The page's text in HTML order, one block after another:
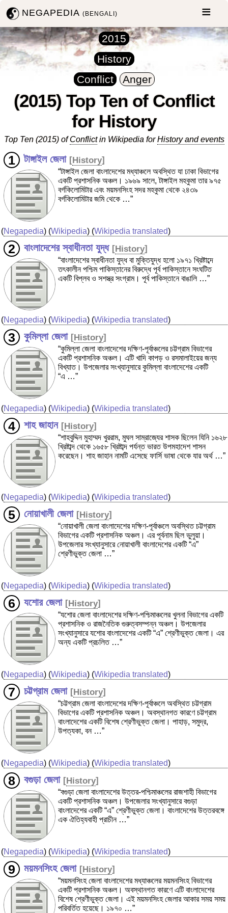
NEGAPEDIA(BENGALI)
2015
History
Conflict
Anger
(2015) Top Ten of Conflict
for History
Top Ten (2015) ofConflictin Wikipedia forHistory and events
টাঙ্গাইল জেলা [History]
“টাঙ্গাইল জেলা বাংলাদেশের মধ্যাঞ্চলে অবস্থিত যা ঢাকা বিভাগের
একটি প্রশাসনিক অঞ্চল। ১৯৬৯ সালে, টাঙ্গাইল মহকুমা তার ৯৭৫
বর্গকিলোমিটার এবং ময়মনসিংহ সদর মহকুমা থেকে ২৪৩৯
বর্গকিলোমিটার জমি থেকে …”
(Negapedia) (Wikipedia) (Wikipedia translated)
বাংলাদেশের স্বাধীনতা যুদ্ধ [History]
“বাংলাদেশের স্বাধীনতা যুদ্ধ বা মুক্তিযুদ্ধ হলো ১৯৭১ খ্রিষ্টাব্দে
তৎকালীন পশ্চিম পাকিস্তানের বিরুদ্ধে পূর্ব পাকিস্তানে সংঘটিত
একটি বিপ্লব ও সশস্ত্র সংগ্রাম। পূর্ব পাকিস্তানে বাঙালি …”
(Negapedia) (Wikipedia) (Wikipedia translated)
কুমিল্লা জেলা [History]
“কুমিল্লা জেলা বাংলাদেশের দক্ষিণ-পূর্বাঞ্চলের চট্টগ্রাম বিভাগের
একটি প্রশাসনিক অঞ্চল। এটি খাদি কাপড় ও রসমালাইয়ের জন্য
বিখ্যাত। উপজেলার সংখ্যানুসারে কুমিল্লা বাংলাদেশের একটি
“এ …”
(Negapedia) (Wikipedia) (Wikipedia translated)
শাহ জাহান [History]
“শাহবুদ্দিন মুহাম্মদ খুররাম, মুঘল সাম্রাজ্যের শাসক ছিলেন যিনি ১৬২৮
খ্রিষ্টাব্দ থেকে ১৬৫৮ খ্রিষ্টাব্দ পর্যন্ত ভারত উপমহাদেশ শাসন
করেছেন। শাহ জাহান নামটি এসেছে ফার্সি ভাষা থেকে যার অর্থ …”
(Negapedia) (Wikipedia) (Wikipedia translated)
নোয়াখালী জেলা [History]
“নোয়াখালী জেলা বাংলাদেশের দক্ষিণ-পূর্বাঞ্চলে অবস্থিত চট্টগ্রাম
বিভাগের একটি প্রশাসনিক অঞ্চল। এর পূর্বনাম ছিল ভুলুয়া।
উপজেলার সংখ্যানুসারে নোয়াখালী বাংলাদেশের একটি “এ”
শ্রেণীভুক্ত জেলা …”
(Negapedia) (Wikipedia) (Wikipedia translated)
যশোর জেলা [History]
“যশোর জেলা বাংলাদেশের দক্ষিণ-পশ্চিমাঞ্চলের খুলনা বিভাগের একটি
প্রশাসনিক ও রাজনৈতিক গুরুত্বসম্পন্ন অঞ্চল। উপজেলার
সংখ্যানুসারে যশোর বাংলাদেশের একটি “এ” শ্রেণীভুক্ত জেলা। এর
অন্য একটি প্রচলিত …”
(Negapedia) (Wikipedia) (Wikipedia translated)
চট্টগ্রাম জেলা [History]
“চট্টগ্রাম জেলা বাংলাদেশের দক্ষিণ-পূর্বাঞ্চলে অবস্থিত চট্টগ্রাম
বিভাগের একটি প্রশাসনিক অঞ্চল। অবস্থানগত কারণে চট্টগ্রাম
বাংলাদেশের একটি বিশেষ শ্রেণীভুক্ত জেলা। পাহাড়, সমুদ্র,
উপত্যকা, বন …”
(Negapedia) (Wikipedia) (Wikipedia translated)
বগুড়া জেলা [History]
“বগুড়া জেলা বাংলাদেশের উত্তর-পশ্চিমাঞ্চলের রাজশাহী বিভাগের
একটি প্রশাসনিক অঞ্চল। উপজেলার সংখ্যানুসারে বগুড়া
বাংলাদেশের একটি “এ” শ্রেণীভুক্ত জেলা। বাংলাদেশের উত্তরবঙ্গে
এক ঐতিহ্যবাহী প্রাচীন …”
(Negapedia) (Wikipedia) (Wikipedia translated)
ময়মনসিংহ জেলা [History]
“ময়মনসিংহ জেলা বাংলাদেশের মধ্যাঞ্চলের ময়মনসিংহ বিভাগের
একটি প্রশাসনিক অঞ্চল। অবস্থানগত কারণে এটি বাংলাদেশের
বিশেষ শ্রেণীভুক্ত জেলা। এই ময়মনসিংহ জেলার আকার সময় সময়
পরিবর্তিত হয়েছে। ১৯৭০ …”